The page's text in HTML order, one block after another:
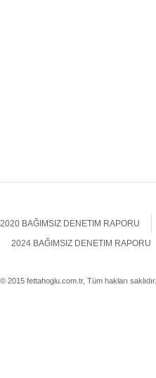
2020 BAĞIMSIZ DENETIM RAPORU
2024 BAĞIMSIZ DENETIM RAPORU
© 2015 fettahoglu.com.tr, Tüm hakları saklıdır..